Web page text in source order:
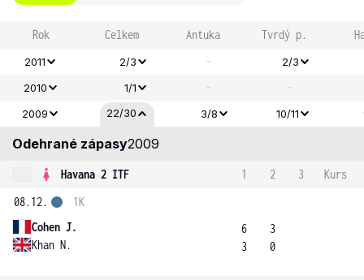
Rok Celkem Antuka Tvrdý p.
2011 2/3 -
2/3
2010
1/1 - -
2009 22/30 3/8 10/11
Odehrané zápasy2009
Havana 2 ITF 1 2 3
Kurs
08.12.
Cohen J.
Khan N.
1K
6
3
3
0